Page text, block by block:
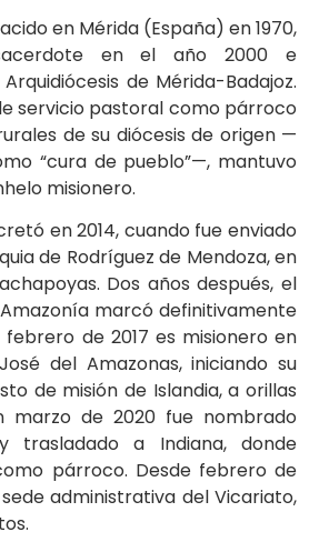
en Mérida (España) en 1970,
en el año 2000 e
de Mérida-Badajoz.
servicio pastoral como párroco
de su diócesis de origen —
“cura de pueblo”—, mantuvo
misionero.
en 2014, cuando fue enviado
de Rodríguez de Mendoza, en
Dos años después, el
marcó definitivamente
febrero de 2017 es misionero en
del Amazonas, iniciando su
de misión de Islandia, a orillas
marzo de 2020 fue nombrado
trasladado a Indiana, donde
párroco. Desde febrero de
administrativa del Vicariato,